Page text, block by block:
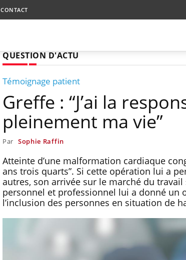
CONTACT
QUESTION D'ACTU
Témoignage patient
Greffe : “J’ai la
pleinement ma vie”
Par Sophie Raffin
Atteinte d’une malformation cardiaque
ans trois quarts”. Si cette opération lui a
autres, son arrivée sur le marché du
personnel et professionnel lui a donné
l’inclusion des personnes en situation de